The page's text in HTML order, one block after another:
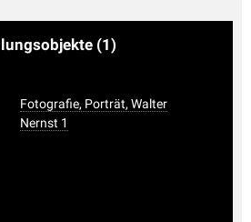
(1)
Fotografie, Porträt, Walter
Nernst 1